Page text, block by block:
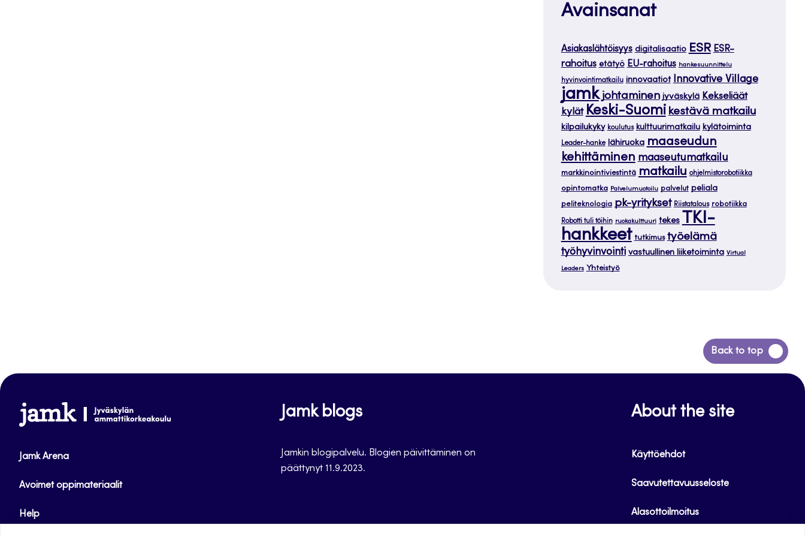
Avainsanat
Asiakaslähtöisyys digitalisaatio ESR ESR-
rahoitus etätyö EU-rahoitus hankesuunnittelu
hyvinvointimatkailu innovaatiot Innovative Village
jamk johtaminen jyväskylä Kekseliäät
kylät Keski-Suomi kestävä matkailu
kilpailukyky koulutus kulttuurimatkailu kylätoiminta
Leader-hanke lähiruoka maaseudun
kehittäminen maaseutumatkailu
markkinointiviestintä matkailu ohjelmistorobotiikka
opintomatka Palvelumuotoilu palvelut peliala
peliteknologia pk-yritykset Riistatalous robotiikka
Robotti tuli töihin ruokakulttuuri tekes TKI-
hankkeet tutkimus työelämä
työhyvinvointi vastuullinen liiketoiminta Virtual
Leaders Yhteistyö
Back to top
Siirry
takaisin
www.jamk.fi
Jamk Arena
Avoimet oppimateriaalit
Help
Jamk blogs
Jamkin blogipalvelu. Blogien päivittäminen on
päättynyt 11.9.2023.
About the site
Käyttöehdot
Saavutettavuusseloste
Alasottoilmoitus